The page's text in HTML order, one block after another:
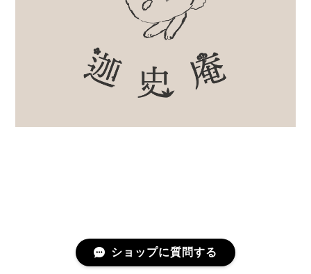
ショップに質問する